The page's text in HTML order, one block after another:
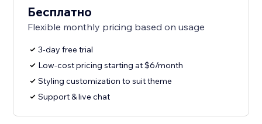
Бесплатно
Flexible monthly pricing based on usage
3-day free trial
Low-cost pricing starting at $6/month
Styling customization to suit theme
Support & live chat